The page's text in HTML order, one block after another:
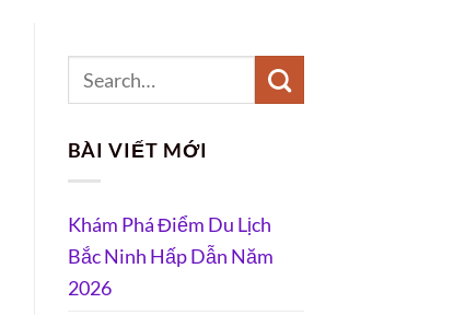
BÀI VIẾT MỚI
Khám Phá Điểm Du Lịch
Bắc Ninh Hấp Dẫn Năm
2026